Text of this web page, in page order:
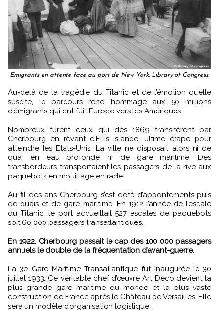
Emigrants en attente face au port de New York. Library of Congress.
Au-delà de la tragédie du Titanic et de l’émotion qu’elle
suscite, le parcours rend hommage aux 50 millions
d’émigrants qui ont fui l’Europe vers les Amériques.
Nombreux furent ceux qui dès 1869 transitèrent par
Cherbourg en rêvant d’Ellis Islande, ultime étape pour
atteindre les Etats-Unis. La ville ne disposait alors ni de
quai en eau profonde ni de gare maritime. Des
transbordeurs transportaient les passagers de la rive aux
paquebots en mouillage en rade.
Au fil des ans Cherbourg s’est doté d’appontements puis
de quais et de gare maritime. En 1912 l’année de l’escale
du Titanic, le port accueillait 527 escales de paquebots
soit 60 000 passagers transatlantiques.
En 1922, Cherbourg passait le cap des 100 000 passagers
annuels le double de la fréquentation d’avant-guerre.
La 3e Gare Maritime Transatlantique fut inaugurée le 30
juillet 1933. Ce véritable chef d’œuvre Art Déco devient la
plus grande gare maritime du monde et la plus vaste
construction de France après le Château de Versailles. Elle
sera un modèle d’organisation logistique.